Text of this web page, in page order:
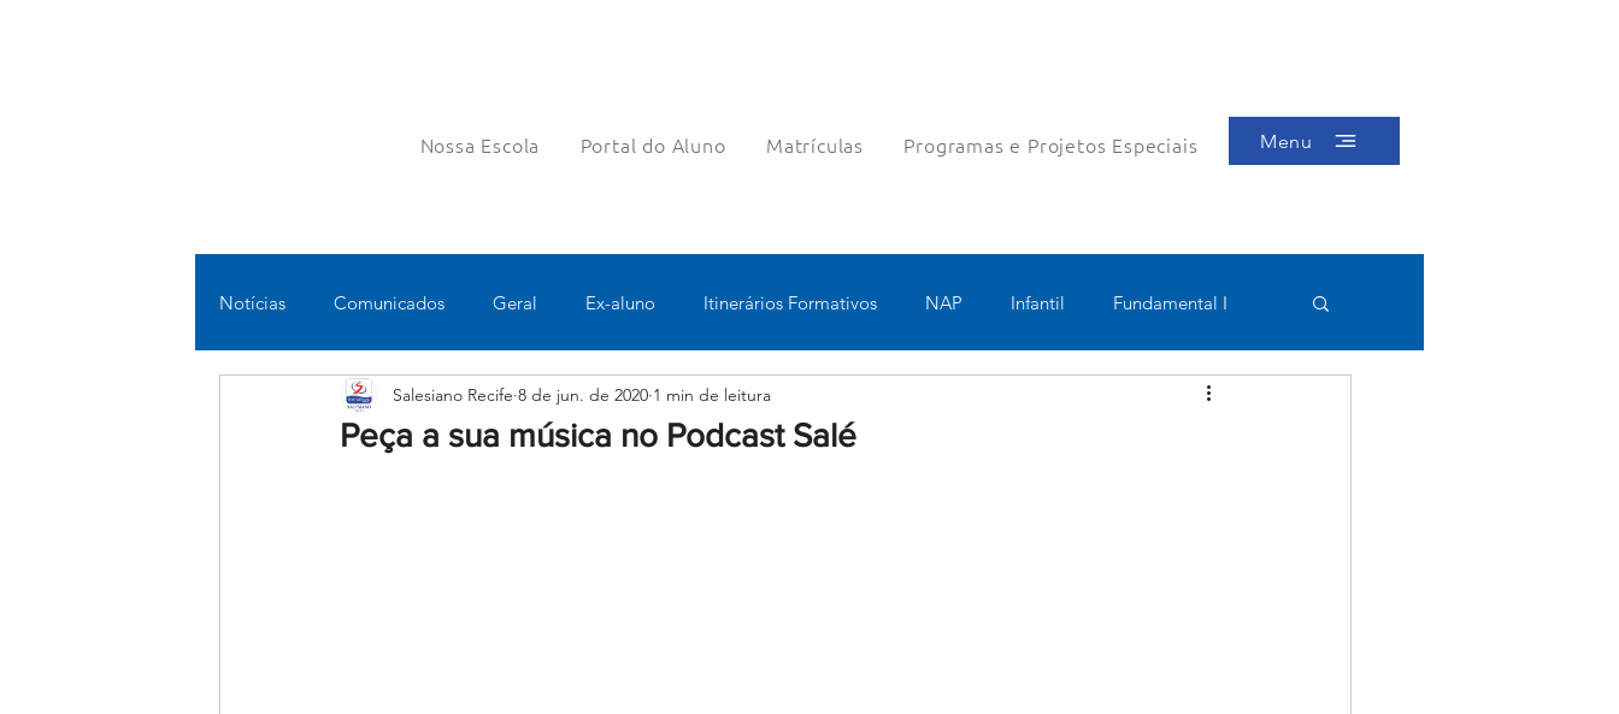
Nossa Escola Portal do Aluno Matrículas Programas e Projetos Especiais Menu
Notícias Comunicados Geral Ex-aluno Itinerários Formativos NAP Infantil Fundamental I
Fundamental II Ensino Médio Pastoral Esportes
Peça a sua música no Podcast Salé
Salesiano Recife 8 de jun. de 2020 1 min de leitura